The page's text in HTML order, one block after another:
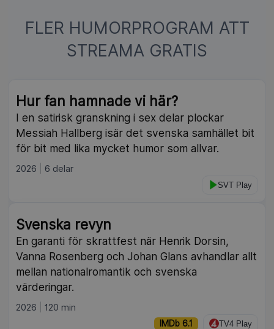
FLER HUMORPROGRAM ATT
STREAMA GRATIS
Hur fan hamnade vi här?
I en satirisk granskning i sex delar plockar
Messiah Hallberg isär det svenska samhället bit
för bit med lika mycket humor som allvar.
2026 6 delar
SVT Play
Svenska revyn
En garanti för skrattfest när Henrik Dorsin,
Vanna Rosenberg och Johan Glans avhandlar allt
mellan nationalromantik och svenska
värderingar.
2026 120 min
IMDb 6.1 TV4 Play